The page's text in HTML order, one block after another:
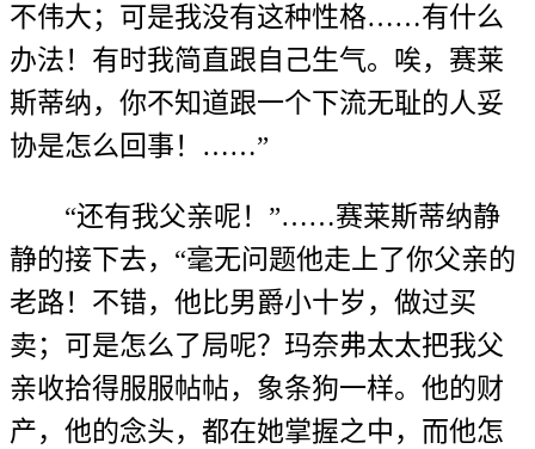
不伟大；可是我没有这种性格……有什么
办法！有时我简直跟自己生气。唉，赛莱
斯蒂纳，你不知道跟一个下流无耻的人妥
协是怎么回事！……”
“还有我父亲呢！”……赛莱斯蒂纳静
静的接下去，“毫无问题他走上了你父亲的
老路！不错，他比男爵小十岁，做过买
卖；可是怎么了局呢？玛奈弗太太把我父
亲收拾得服服帖帖，象条狗一样。他的财
产，他的念头，都在她掌握之中，而他怎